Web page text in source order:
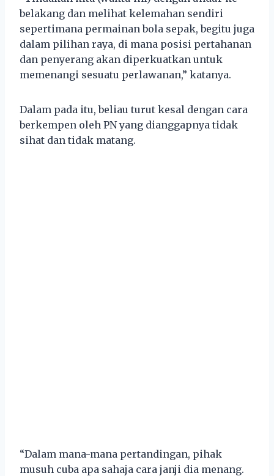
belakang dan melihat kelemahan sendiri
sepertimana permainan bola sepak, begitu juga
dalam pilihan raya, di mana posisi pertahanan
dan penyerang akan diperkuatkan untuk
memenangi sesuatu perlawanan,” katanya.
Dalam pada itu, beliau turut kesal dengan cara
berkempen oleh PN yang dianggapnya tidak
sihat dan tidak matang.
“Dalam mana-mana pertandingan, pihak
musuh cuba apa sahaja cara janji dia menang.